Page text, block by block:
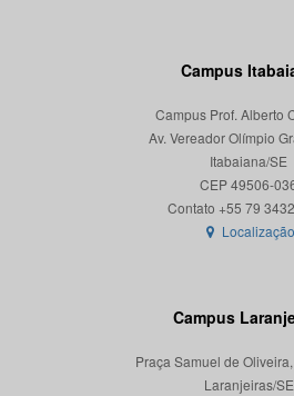
Campus
Campus Prof. Alberto
Av. Vereador Olímpio
Itabaiana/SE
CEP 49506-
Localização
Campus
Praça Samuel de
Laranjeiras/SE